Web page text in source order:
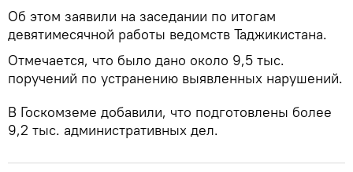
Об этом заявили на заседании по итогам
девятимесячной работы ведомств Таджикистана.
Отмечается, что было дано около 9,5 тыс.
поручений по устранению выявленных нарушений.
В Госкомземе добавили, что подготовлены более
9,2 тыс. административных дел.